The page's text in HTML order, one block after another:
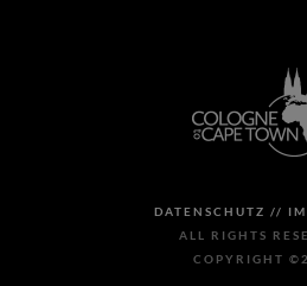
DATENSCHUTZ //
ALL RIGHTS
COPYRIGHT